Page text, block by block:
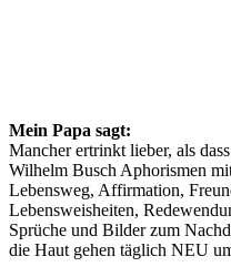
Mein Papa sagt:
Mancher ertrinkt lieber, als
Wilhelm Busch Aphorismen
Lebensweg, Affirmation,
Lebensweisheiten,
Sprüche und Bilder zum
die Haut gehen täglich NEU